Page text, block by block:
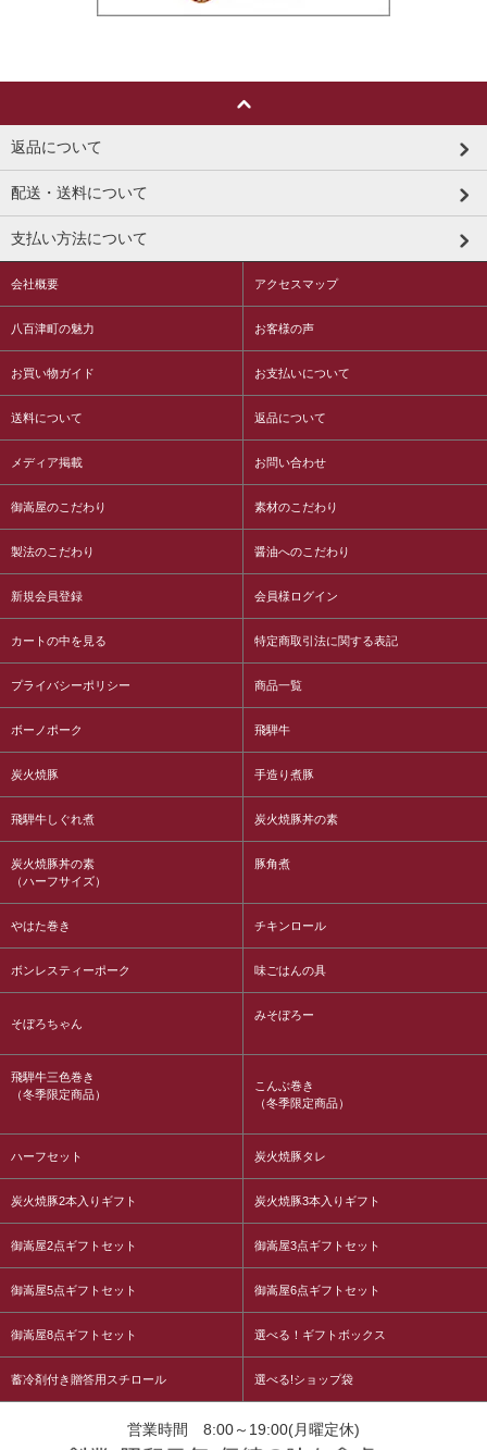
返品について
配送・送料について
支払い方法について
会社概要 アクセスマップ
八百津町の魅力 お客様の声
お買い物ガイド お支払いについて
送料について 返品について
メディア掲載 お問い合わせ
御嵩屋のこだわり 素材のこだわり
製法のこだわり 醤油へのこだわり
新規会員登録 会員様ログイン
カートの中を見る 特定商取引法に関する表記
プライバシーポリシー 商品一覧
ボーノポーク 飛騨牛
炭火焼豚 手造り煮豚
飛騨牛しぐれ煮 炭火焼豚丼の素
炭火焼豚丼の素
（ハーフサイズ）
豚角煮
やはた巻き チキンロール
ボンレスティーポーク 味ごはんの具
そぼろちゃん
みそぼろー
飛騨牛三色巻き
（冬季限定商品）
こんぶ巻き
（冬季限定商品）
ハーフセット 炭火焼豚タレ
炭火焼豚2本入りギフト 炭火焼豚3本入りギフト
御嵩屋2点ギフトセット 御嵩屋3点ギフトセット
御嵩屋5点ギフトセット 御嵩屋6点ギフトセット
御嵩屋8点ギフトセット 選べる！ギフトボックス
蓄冷剤付き贈答用スチロール 選べる!ショップ袋
営業時間 8:00～19:00(月曜定休)